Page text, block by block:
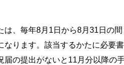
は、毎年8月1日から8月31日の間
なります。該当するかたに必要書
届の提出がないと11月分以降の